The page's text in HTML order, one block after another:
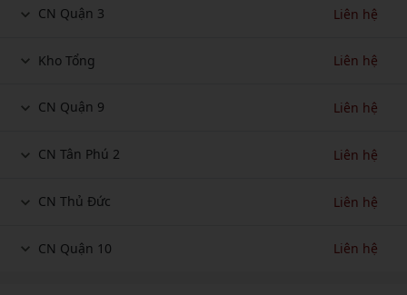
CN Quận 3 Liên hệ
Kho Tổng Liên hệ
CN Quận 9 Liên hệ
CN Tân Phú 2 Liên hệ
CN Thủ Đức Liên hệ
CN Quận 10 Liên hệ